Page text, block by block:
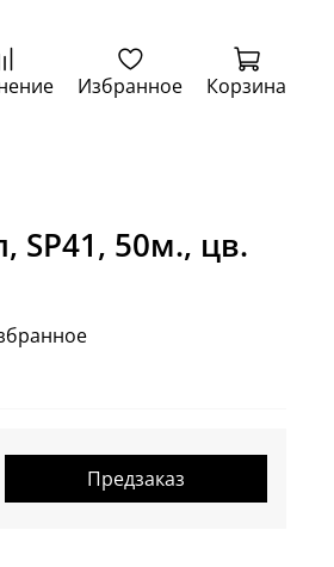
Избранное Корзина
SP41, 50м., цв.
Предзаказ